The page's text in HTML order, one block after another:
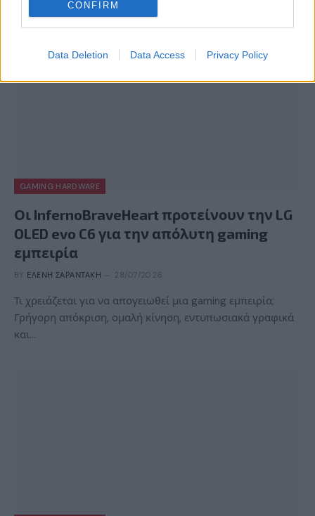
CONFIRM
Data Deletion Data Access Privacy Policy
GAMING HARDWARE
Οι InfernoBraveHeart προτείνουν την LG
OLED evo C6 για την απόλυτη gaming
εμπειρία
BY ΕΛΈΝΗ ΣΑΡΑΝΤΆΚΗ 28/07/2026
Τι χρειάζεται για να απογειωθεί μια gaming εμπειρία;
Γρήγορη απόκριση, ομαλή κίνηση, εντυπωσιακά γραφικά
και…